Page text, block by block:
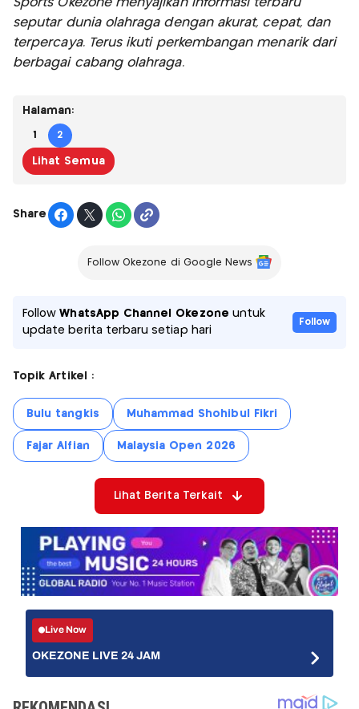
Sports Okezone menyajikan informasi terbaru
seputar dunia olahraga dengan akurat, cepat, dan
terpercaya. Terus ikuti perkembangan menarik dari
berbagai cabang olahraga.
Halaman:
1 2
Lihat Semua
Share
Follow Okezone di Google News
FollowWhatsApp Channel Okezone untuk
update berita terbaru setiap hari
Follow
Topik Artikel :
Bulu tangkis Muhammad Shohibul Fikri
Fajar Alfian Malaysia Open 2026
Lihat Berita Terkait
Live Now
OKEZONE LIVE 24 JAM